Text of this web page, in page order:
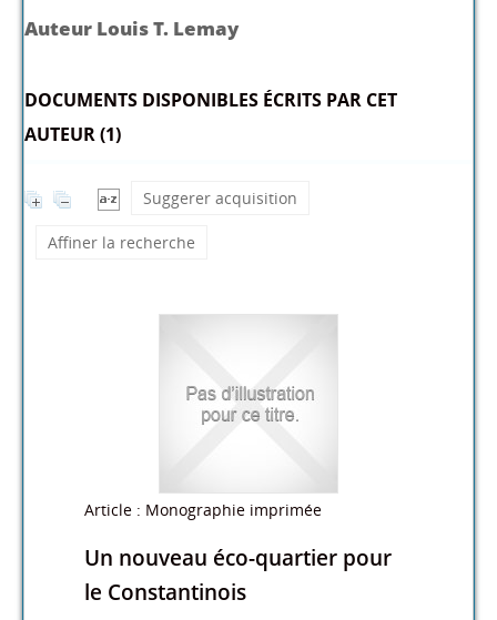
Auteur Louis T. Lemay
DOCUMENTS DISPONIBLES ÉCRITS PAR CET
AUTEUR (1)
Suggerer acquisition
Affiner la recherche
Article : Monographie imprimée
Un nouveau éco-quartier pour
le Constantinois